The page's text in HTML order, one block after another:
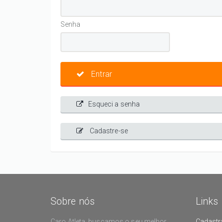
Senha
Entrar
Esqueci a senha
Cadastre-se
Sobre nós Links